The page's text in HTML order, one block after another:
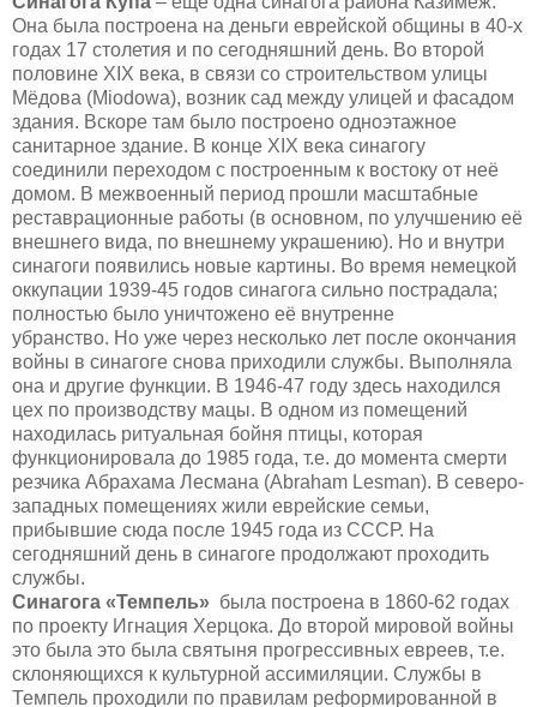
Она была построена на деньги еврейской общины в 40-х
годах 17 столетия и по сегодняшний день. Во второй
половине XIX века, в связи со строительством улицы
Мёдова (Miodowa), возник сад между улицей и фасадом
здания. Вскоре там было построено одноэтажное
санитарное здание. В конце XIX века синагогу
соединили переходом с построенным к востоку от неё
домом. В межвоенный период прошли масштабные
реставрационные работы (в основном, по улучшению её
внешнего вида, по внешнему украшению). Но и внутри
синагоги появились новые картины. Во время немецкой
оккупации 1939-45 годов синагога сильно пострадала;
полностью было уничтожено её внутренне
убранство. Но уже через несколько лет после окончания
войны в синагоге снова приходили службы. Выполняла
она и другие функции. В 1946-47 году здесь находился
цех по производству мацы. В одном из помещений
находилась ритуальная бойня птицы, которая
функционировала до 1985 года, т.е. до момента смерти
резчика Абрахама Лесмана (Abraham Lesman). В северо-
западных помещениях жили еврейские семьи,
прибывшие сюда после 1945 года из СССР. На
сегодняшний день в синагоге продолжают проходить
службы.
Синагога «Темпель» была построена в 1860-62 годах
по проекту Игнация Херцока. До второй мировой войны
это была это была святыня прогрессивных евреев, т.е.
склоняющихся к культурной ассимиляции. Службы в
Темпель проходили по правилам реформированной в